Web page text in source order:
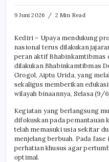
9 Juni 2026 2 Min Read
Kediri – Upaya mendukung
nasional terus dilakukan
peran aktif Bhabinkamtibmas
dilakukan Bhabinkamtibmas
Grogol, Aiptu Urida, yang
sekaligus memberikan
wilayah binaannya, Selasa (9/
Kegiatan yang berlangsung
difokuskan pada pemantauan
telah memasuki usia sekitar
menjelang berbuah. Pada
perhatian khusus agar
optimal.